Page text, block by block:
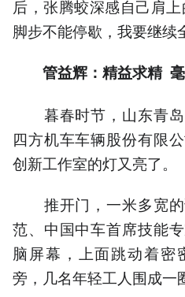
后，张腾蛟深感自己肩
脚步不能停歇，我要继续
管益辉：精益求精
暮春时节，山东青岛
四方机车车辆股份有限
创新工作室的灯又亮了。
推开门，一米多宽的
范、中国中车首席技能
脑屏幕，上面跳动着密
旁，几名年轻工人围成一